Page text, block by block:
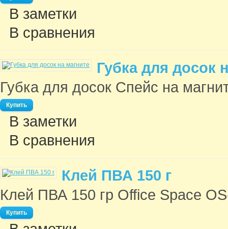
В заметки
В сравнения
Губка для досок
Губка для досок Спейс на
В заметки
В сравнения
Клей ПВА 150 г
Клей ПВА 150 гр Office Space